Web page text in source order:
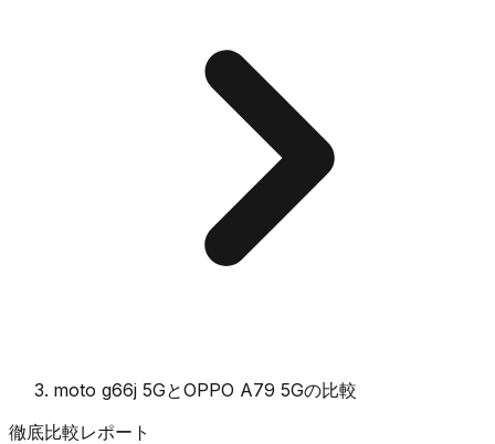
moto g66j 5GとOPPO A79 5Gの比較
徹底比較レポート